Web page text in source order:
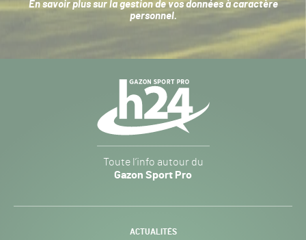
En savoir plus sur la gestion de vos données à caractère
personnel.
Sport
Pro
-
Toute l’info autour du
Gazon Sport Pro
ACTUALITÉS